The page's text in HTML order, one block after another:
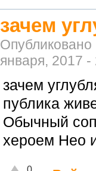
зачем
января, 2017 -
зачем
публика
Обычный
хероем Нео
Отлично!